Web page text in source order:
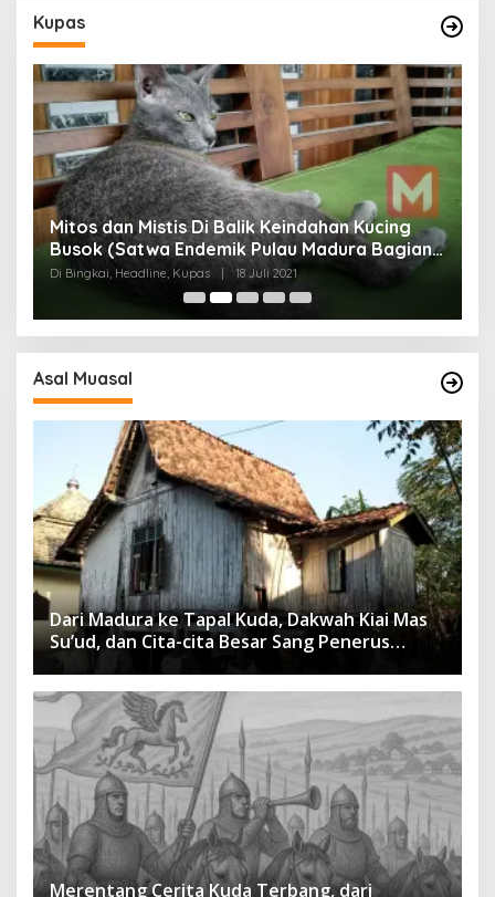
Kupas
Mitos dan Mistis Di Balik Keindahan Kucing
Busok (Satwa Endemik Pulau Madura Bagian
I)
Di Bingkai, Headline, Kupas | 18 Juli 2021
Asal Muasal
Dari Madura ke Tapal Kuda, Dakwah Kiai Mas
Su’ud, dan Cita-cita Besar Sang Penerus
Merentang Cerita Kuda Terbang, dari